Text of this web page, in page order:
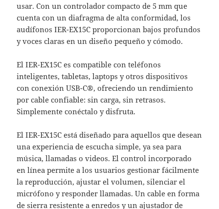
usar. Con un controlador compacto de 5 mm que
cuenta con un diafragma de alta conformidad, los
audífonos IER-EX15C proporcionan bajos profundos
y voces claras en un diseño pequeño y cómodo.
El IER-EX15C es compatible con teléfonos
inteligentes, tabletas, laptops y otros dispositivos
con conexión USB-C®, ofreciendo un rendimiento
por cable confiable: sin carga, sin retrasos.
Simplemente conéctalo y disfruta.
El IER-EX15C está diseñado para aquellos que desean
una experiencia de escucha simple, ya sea para
música, llamadas o videos. El control incorporado
en línea permite a los usuarios gestionar fácilmente
la reproducción, ajustar el volumen, silenciar el
micrófono y responder llamadas. Un cable en forma
de sierra resistente a enredos y un ajustador de